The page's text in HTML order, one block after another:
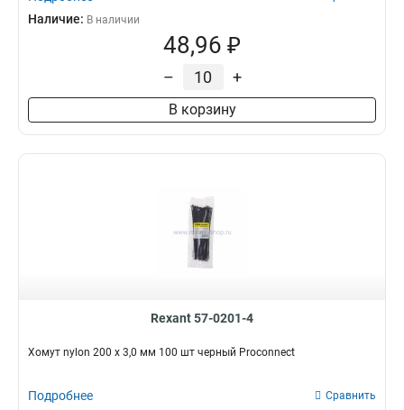
Наличие: В наличии
48,96 ₽
– +
В корзину
Rexant 57-0201-4
Хомут nylon 200 х 3,0 мм 100 шт черный Proconnect
Подробнее Сравнить